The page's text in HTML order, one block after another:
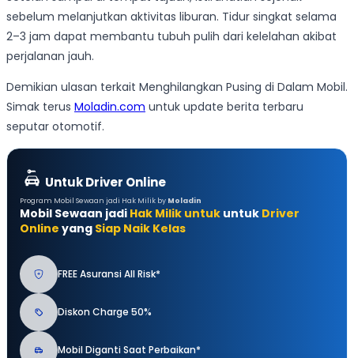
sebelum melanjutkan aktivitas liburan. Tidur singkat selama
2–3 jam dapat membantu tubuh pulih dari kelelahan akibat
perjalanan jauh.
Demikian ulasan terkait Menghilangkan Pusing di Dalam Mobil.
Simak terus Moladin.com untuk update berita terbaru
seputar otomotif.
Untuk Driver Online
Program Mobil Sewaan jadi Hak Milik by Moladin
Mobil Sewaan jadi Hak Milik untuk untuk Driver
Online yang Siap Naik Kelas
FREE Asuransi All Risk*
Diskon Charge 50%
Mobil Diganti Saat Perbaikan*